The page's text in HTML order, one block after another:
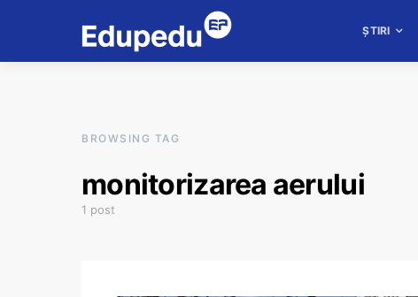
ȘTIRI
BROWSING TAG
monitorizarea aerului
1 post